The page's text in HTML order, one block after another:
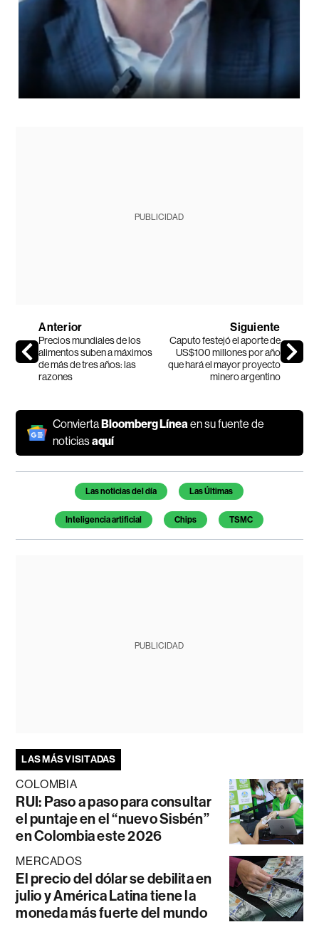
PUBLICIDAD
Anterior
Precios mundiales de los
alimentos suben a máximos
de más de tres años: las
razones
Siguiente
Caputo festejó el aporte de
US$100 millones por año
que hará el mayor proyecto
minero argentino
ConviertaBloomberg Líneaen su fuente de
noticiasaquí
Temas de este artículo
Las noticias del día Las Últimas
Inteligencia artificial Chips TSMC
PUBLICIDAD
LAS MÁS VISITADAS
COLOMBIA
RUI: Paso a paso para consultar
el puntaje en el “nuevo Sisbén”
en Colombia este 2026
MERCADOS
El precio del dólar se debilita en
julio y América Latina tiene la
moneda más fuerte del mundo